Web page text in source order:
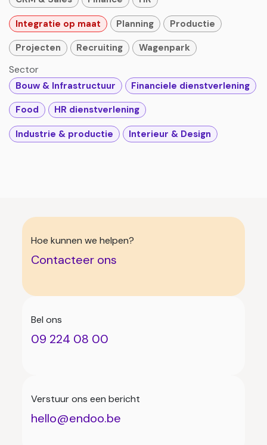
Integratie op maat Planning Productie
Projecten Recruiting Wagenpark
Sector
Bouw & Infrastructuur Financiele dienstverlening
Food HR dienstverlening
Industrie & productie Interieur & Design
Hoe kunnen we helpen?
Contacteer ons
Bel ons
09 224 08 00
Verstuur ons een bericht
hello@endoo.be